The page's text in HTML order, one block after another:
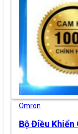
Omron
Bộ Điều Khiển